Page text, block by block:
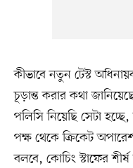
কীভাবে নতুন টেস্ট
চূড়ান্ত করার কথা
পলিসি নিয়েছি সেটা
পক্ষ থেকে ক্রিকেট
বলবে, কোচিং স্টাফের